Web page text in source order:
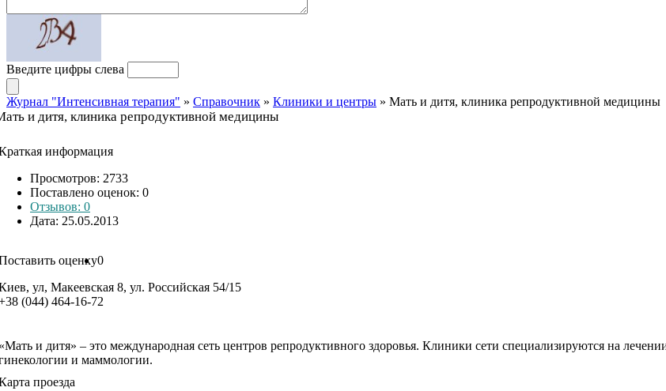
Введите цифры слева
Журнал "Интенсивная терапия" » Справочник » Клиники и центры » Мать и дитя, клиника репродуктивной медицины
и дитя, клиника репродуктивной медицины
информация
Просмотров: 2733
Поставлено оценок: 0
Отзывов: 0
Дата: 25.05.2013
оценку0
ул, Макеевская 8, ул. Российская 54/15
(044) 464-16-72
и дитя» – это международная сеть центров репродуктивного здоровья. Клиники сети специализируются на
и маммологии.
проезда